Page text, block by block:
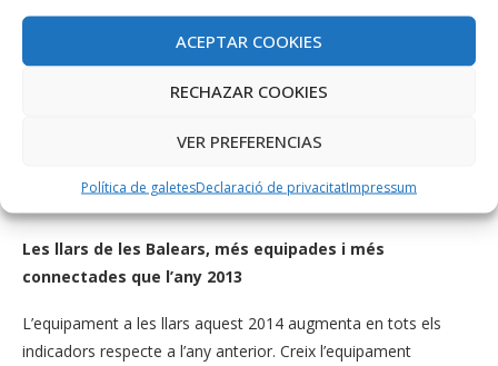
ACEPTAR COOKIES
RECHAZAR COOKIES
VER PREFERENCIAS
Política de galetesDeclaració de privacitatImpressum
En el relacionat a usuaris que es connecten cada dia a Internet
també es supera el llistó previst que era del 75% i en la
comunitat balear la mitjana és del 78,75. També es supera el
Administració (administració electrònica); dels internautes de la
del 25% fins al 2015.
Les llars de les Balears, més equipades i més
connectades que l’any 2013
L’equipament a les llars aquest 2014 augmenta en tots els
indicadors respecte a l’any anterior. Creix l’equipament